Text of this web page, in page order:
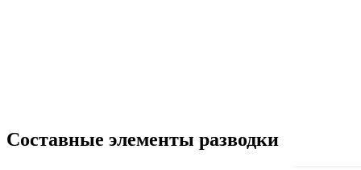
Составные элементы разводки